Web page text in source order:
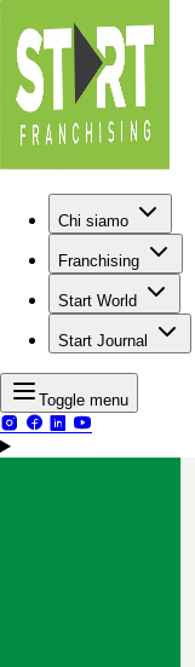
Chi siamo
Franchising
Start World
Start Journal
Toggle menu